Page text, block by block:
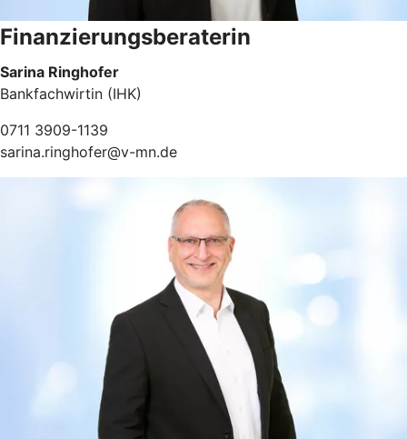
Finanzierungsberaterin
Sarina Ringhofer
Bankfachwirtin (IHK)
0711 3909-1139
sarina.ringhofer@v-mn.de